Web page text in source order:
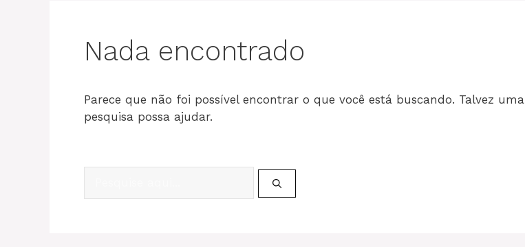
Nada encontrado
Parece que não foi possível encontrar o que você está buscando. Talvez uma
pesquisa possa ajudar.